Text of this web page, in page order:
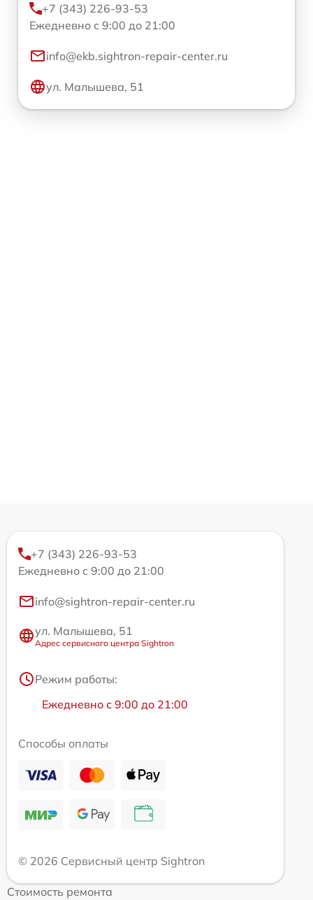
+7 (343) 226-93-53
Ежедневно с 9:00 до 21:00
info@ekb.sightron-repair-center.ru
ул. Малышева, 51
+7 (343) 226-93-53
Ежедневно с 9:00 до 21:00
info@sightron-repair-center.ru
ул. Малышева, 51
Адрес сервисного центра Sightron
Режим работы:
Ежедневно с 9:00 до 21:00
Способы оплаты
© 2026 Сервисный центр Sightron
Стоимость ремонта